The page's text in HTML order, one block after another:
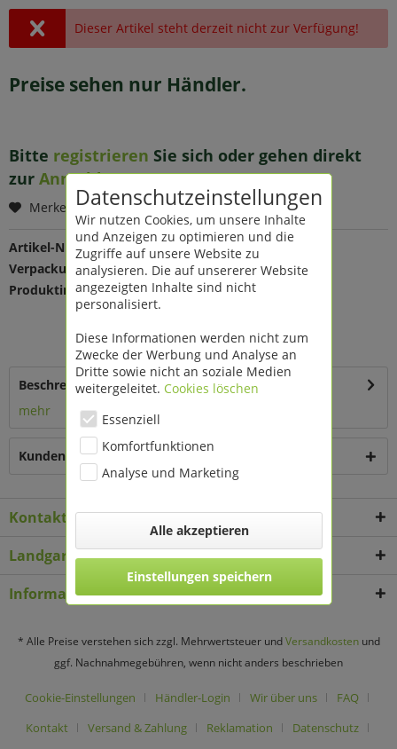
Dieser Artikel steht derzeit nicht zur Verfügung!
Preise sehen nur Händler.
Bitte registrieren Sie sich oder gehen direkt
zur Anmeldung.
Merken
Artikel-Nr.:
193582
Verpackungseinheit:
12 St
Produktinfo:
Farbe: natur-gold
Maße: L 16 B 8 H 16/26 cm
mit Papiergriff
Beschreibung
mehr
Kunden kauften auch
Kontakt
Landgard Deko & Floristikbedarf
Informationen
* Alle Preise verstehen sich zzgl. Mehrwertsteuer undVersandkostenund
ggf. Nachnahmegebühren, wenn nicht anders beschrieben
Cookie-Einstellungen Händler-Login Wir über uns
FAQ
Kontakt
Versand & Zahlung Reklamation
Datenschutz
Datenschutzeinstellungen
Wir nutzen Cookies, um unsere Inhalte
und Anzeigen zu optimieren und die
Zugriffe auf unsere Website zu
analysieren. Die auf unsererer Website
angezeigten Inhalte sind nicht
personalisiert.
Diese Informationen werden nicht zum
Zwecke der Werbung und Analyse an
Dritte sowie nicht an soziale Medien
weitergeleitet. Cookies löschen
Essenziell
Komfortfunktionen
Analyse und Marketing
Alle akzeptieren
Einstellungen speichern